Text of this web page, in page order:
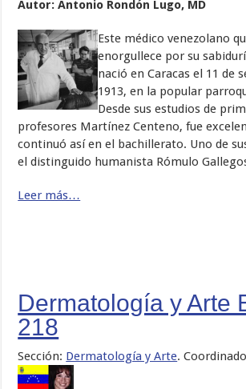
Autor: Antonio Rondón Lugo, MD
Este médico venezolano
enorgullece por su
nació en Caracas el 11 de
1913, en la popular
Desde sus estudios de
profesores Martínez Centeno, fue
continuó así en el bachillerato. Uno de
el distinguido humanista Rómulo
Leer más…
Dermatología y Arte
218
Sección: Dermatología y Arte.